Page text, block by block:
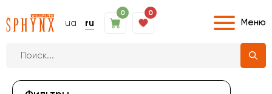
ua ru
0 0
Меню